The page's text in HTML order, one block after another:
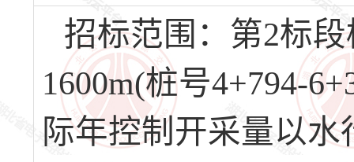
招标范围：第2标
1600m(桩号4+794-
际年控制开采量以